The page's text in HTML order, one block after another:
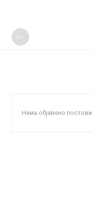
Нема објавено постови